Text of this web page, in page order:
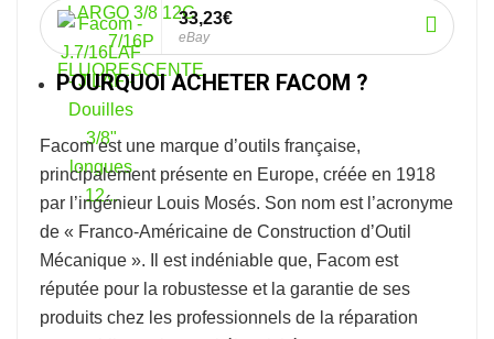
33,23€
eBay
POURQUOI ACHETER FACOM ?
Facomest une marque d’outils française,
principalement présente en Europe, créée en 1918
par l’ingénieur Louis Mosés. Son nom est l’acronyme
de « Franco-Américaine de Construction d’Outil
Mécanique ». Il est indéniable que, Facom est
réputée pour la robustesse et la garantie de ses
produits chez les professionnels de la réparation